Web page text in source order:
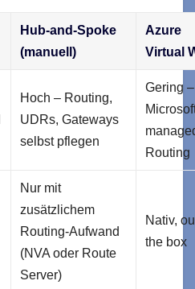
Hub-and-Spoke
(manuell)
Azure
Virtual
Hoch – Routing,
UDRs, Gateways
selbst pflegen
Gering –
Routing
Nur mit
zusätzlichem
Routing-Aufwand
(NVA oder Route
Server)
Nativ,
the box